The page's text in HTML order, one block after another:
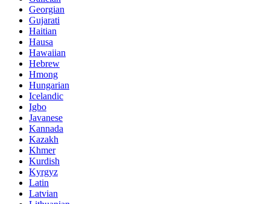
Georgian
Gujarati
Haitian
Hausa
Hawaiian
Hebrew
Hmong
Hungarian
Icelandic
Igbo
Javanese
Kannada
Kazakh
Khmer
Kurdish
Kyrgyz
Latin
Latvian